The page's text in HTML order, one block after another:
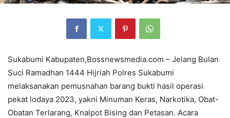
Sukabumi Kabupaten,Bossnewsmedia.com – Jelang Bulan
Suci Ramadhan 1444 Hijriah Polres Sukabumi
melaksanakan pemusnahan barang bukti hasil operasi
pekat lodaya 2023, yakni Minuman Keras, Narkotika, Obat-
Obatan Terlarang, Knalpot Bising dan Petasan. Acara